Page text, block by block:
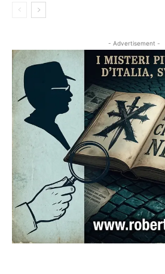
- Advertisement -